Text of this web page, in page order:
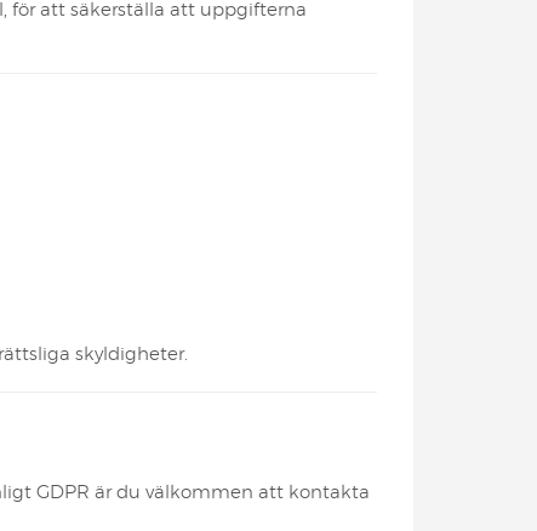
för att säkerställa att uppgifterna
skyldigheter.
GDPR är du välkommen att kontakta